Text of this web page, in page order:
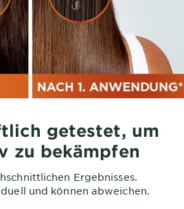
getestet, um
zu bekämpfen
Ergebnisses.
und können abweichen.